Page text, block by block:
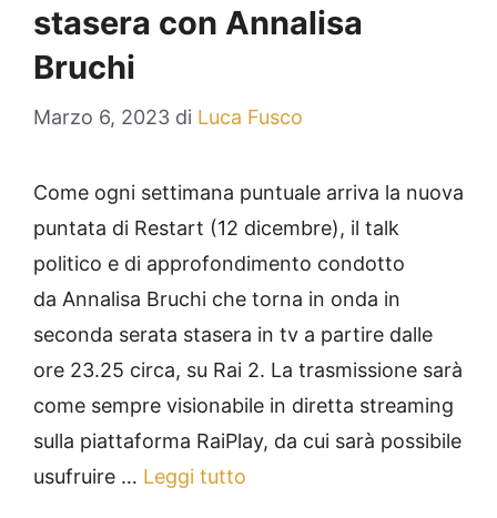
stasera con Annalisa
Bruchi
Marzo 6, 2023 di Luca Fusco
Come ogni settimana puntuale arriva la nuova
puntata di Restart (12 dicembre), il talk
politico e di approfondimento condotto
da Annalisa Bruchi che torna in onda in
seconda serata stasera in tv a partire dalle
ore 23.25 circa, su Rai 2. La trasmissione sarà
come sempre visionabile in diretta streaming
sulla piattaforma RaiPlay, da cui sarà possibile
usufruire … Leggi tutto